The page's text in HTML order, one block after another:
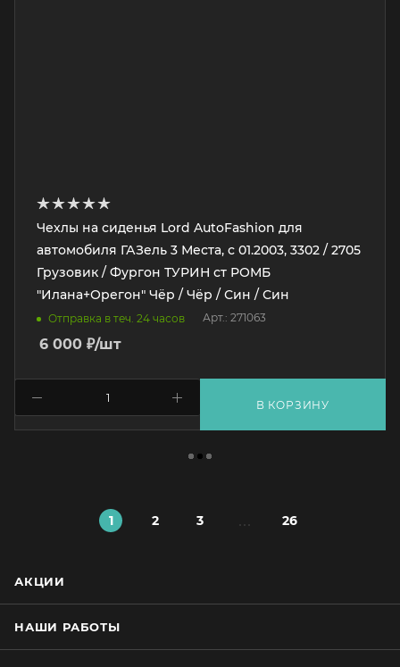
Чехлы на сиденья Lord AutoFashion для
автомобиля ГАЗель 3 Места, с 01.2003, 3302 / 2705
Грузовик / Фургон ТУРИН ст РОМБ
"Илана+Орегон" Чёр / Чёр / Син / Син
Отправка в теч. 24 часов Арт.: 271063
6 000 ₽/шт
В КОРЗИНУ
1 2 3 26
АКЦИИ
НАШИ РАБОТЫ